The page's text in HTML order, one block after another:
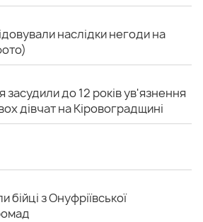
наслідки негоди на
до 12 років ув'язнення
дівчат на Кіровоградщині
бійці з Онуфріївської